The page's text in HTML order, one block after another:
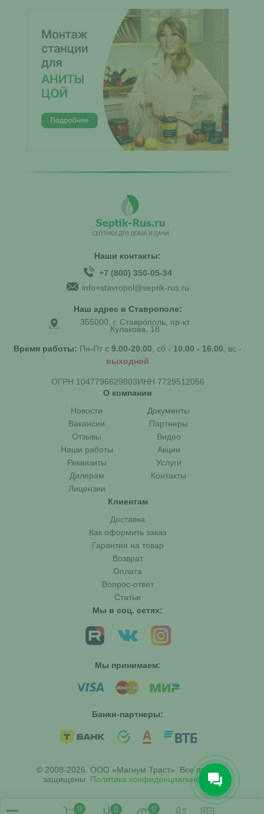
Наши контакты:
+7 (800) 350-05-34
info+stavropol@septik-rus.ru
Наш адрес в Ставрополе:
355000, г. Ставрополь, пр-кт
Кулакова, 18
Время работы: Пн-Пт с 9.00-20.00, сб - 10.00 - 16.00, вс -
выходной
ОГРН 1047796629803ИНН 7729512056
О компании
Новости
Документы
Вакансии
Партнеры
Отзывы
Видео
Наши работы
Акции
Реквизиты
Услуги
Дилерам
Контакты
Лицензии
Клиентам
Доставка
Как оформить заказ
Гарантия на товар
Возврат
Оплата
Вопрос-ответ
Статьи
Мы в соц. сетях:
Мы принимаем:
Банки-партнеры:
© 2008-2026. ООО «Магнум Траст». Все права
защищены. Политика конфиденциальности
0 0 0